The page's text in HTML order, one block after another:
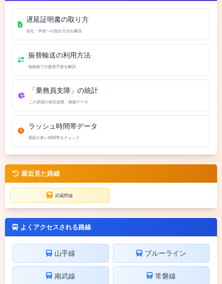
遅延証明書の取り方
会社・学校への提出方法を解説
振替輸送の利用方法
他路線での振替手順を解説
「乗務員支障」の統計
この原因の発生頻度・路線データ
ラッシュ時間帯データ
遅延が多い時間帯をチェック
最近見た路線
武蔵野線
よくアクセスされる路線
山手線 ブルーライン
南武線 常磐線